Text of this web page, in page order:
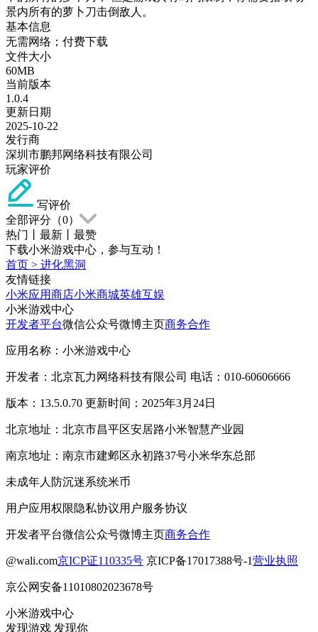
景内所有的萝卜刀击倒敌人。
基本信息
无需网络；付费下载
文件大小
60MB
当前版本
1.0.4
更新日期
2025-10-22
发行商
深圳市鹏邦网络科技有限公司
玩家评价
写评价
全部评分（0）
热门
最新
最赞
下载小米游戏中心，参与互动！
首页 > 进化黑洞
友情链接
小米应用商店小米商城英雄互娱
小米游戏中心
开发者平台微信公众号微博主页商务合作
应用名称：小米游戏中心
开发者：北京瓦力网络科技有限公司 电话：010-60606666
版本：13.5.0.70 更新时间：2025年3月24日
北京地址：北京市昌平区安居路小米智慧产业园
南京地址：南京市建邺区永初路37号小米华东总部
未成年人防沉迷系统米币
用户应用权限隐私协议用户服务协议
开发者平台微信公众号微博主页商务合作
@wali.com京ICP证110335号 京ICP备17017388号-1营业执照
京公网安备11010802023678号
小米游戏中心
发现游戏 发现你